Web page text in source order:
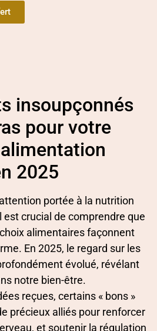
insoupçonnés
pour votre
2025
portée à la nutrition
est crucial de comprendre que
alimentaires façonnent
En 2025, le regard sur les
évolué, révélant
notre bien-être.
reçues, certains « bons »
précieux alliés pour renforcer
et soutenir la régulation